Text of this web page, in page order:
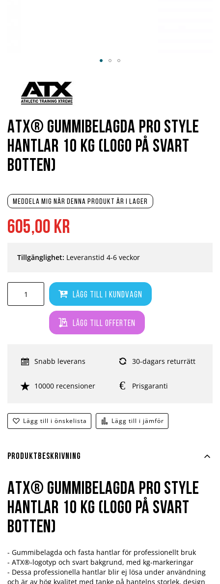
605,00 kr
Meddela mig när denna produkt är i lager
Lägg till i kundvagn
Lägg till offerten
Lägg till i önskelista Lägg till i jämför
Tillgänglighet: Leveranstid 4-6 veckor
Snabb leverans 30-dagars returrätt
10000 recensioner Prisgaranti
ATX® Gummibelagda Pro Style
Hantlar 10 kg (Logo på svart
botten)
början
bildgalleriet
Produktbeskrivning
ATX® Gummibelagda Pro Style
Hantlar 10 kg (Logo på svart
botten)
- Gummibelagda och fasta hantlar för professionellt bruk
- ATX®-logotyp och svart bakgrund, med kg-markeringar
- Dessa professionella hantlar blir ej lösa under användning
och är av hög kvalitet med tanke på hantelns storlek, design